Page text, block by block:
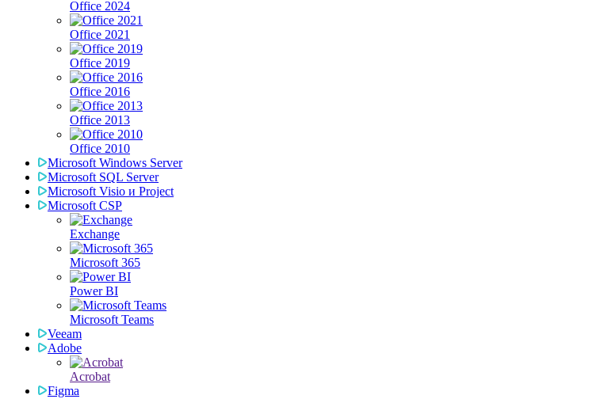
Office 2024
Office 2021
Office 2019
Office 2016
Office 2013
Office 2010
Microsoft Windows Server
Microsoft SQL Server
Microsoft Visio и Project
Microsoft CSP
Exchange
Microsoft 365
Power BI
Microsoft Teams
Veeam
Adobe
Acrobat
Figma